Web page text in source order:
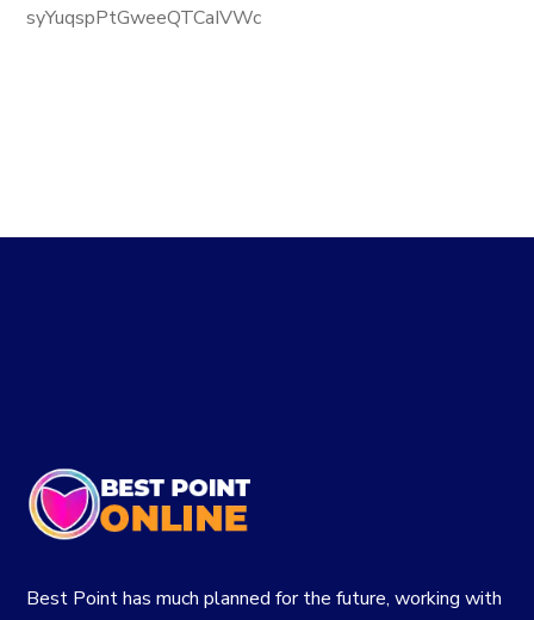
syYuqspPtGweeQTCaIVWc
Best Point has much planned for the future, working with